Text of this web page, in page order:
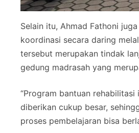
Selain itu, Ahmad Fathoni
koordinasi secara daring
tersebut merupakan tindak
gedung madrasah yang
“Program bantuan
diberikan cukup besar,
proses pembelajaran bisa